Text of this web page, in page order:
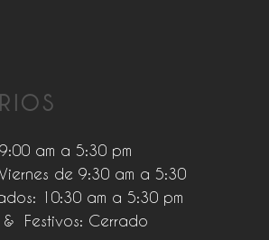
am a 5:30 pm
de 9:30 am a 5:30
10:30 am a 5:30 pm
& Festivos: Cerrado